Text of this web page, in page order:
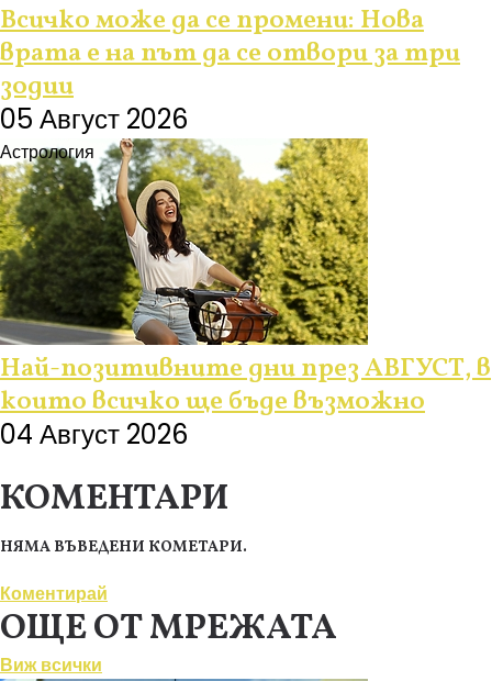
Всичко може да се промени: Нова
врата е на път да се отвори за три
зодии
05 Август 2026
Астрология
Най-позитивните дни през АВГУСТ, в
които всичко ще бъде възможно
04 Август 2026
КОМЕНТАРИ
НЯМА ВЪВЕДЕНИ КОМЕТАРИ.
Коментирай
ОЩЕ ОТ МРЕЖАТА
Виж всички